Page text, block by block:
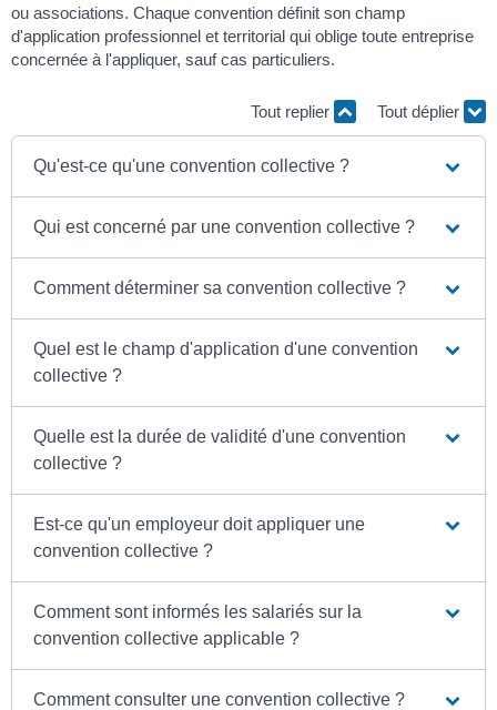
ou associations. Chaque convention définit son champ
d'application professionnel et territorial qui oblige toute entreprise
concernée à l'appliquer, sauf cas particuliers.
Tout replier Tout déplier
Qu'est-ce qu'une convention collective ?
Qui est concerné par une convention collective ?
Comment déterminer sa convention collective ?
Quel est le champ d'application d'une convention
collective ?
Quelle est la durée de validité d'une convention
collective ?
Est-ce qu'un employeur doit appliquer une
convention collective ?
Comment sont informés les salariés sur la
convention collective applicable ?
Comment consulter une convention collective ?